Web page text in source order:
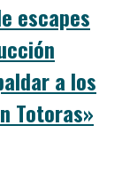
escapes
a los
Totoras»